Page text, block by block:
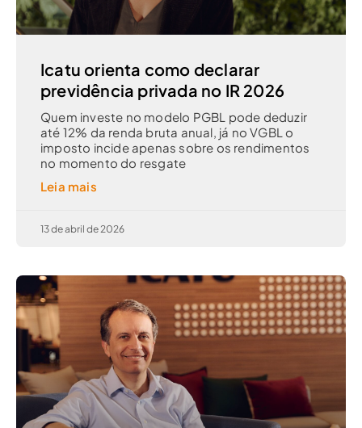
Icatu orienta como declarar
previdência privada no IR 2026
Quem investe no modelo PGBL pode deduzir
até 12% da renda bruta anual, já no VGBL o
imposto incide apenas sobre os rendimentos
no momento do resgate
Leia mais
13 de abril de 2026